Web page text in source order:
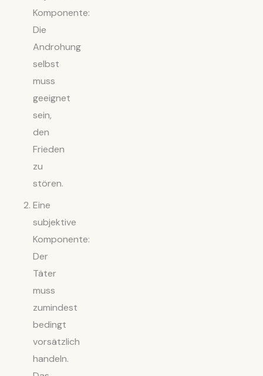
Komponente:
Die
Androhung
selbst
muss
geeignet
sein,
den
Frieden
zu
stören.
Eine
subjektive
Komponente:
Der
Täter
muss
zumindest
bedingt
vorsätzlich
handeln.